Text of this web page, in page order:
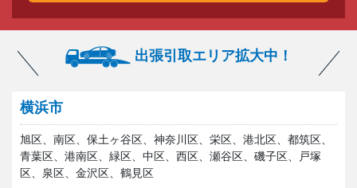
出張引取エリア拡大中！
横浜市
旭区、南区、保土ヶ谷区、神奈川区、栄区、港北区、都筑区、
青葉区、港南区、緑区、中区、西区、瀬谷区、磯子区、戸塚
区、泉区、金沢区、鶴見区